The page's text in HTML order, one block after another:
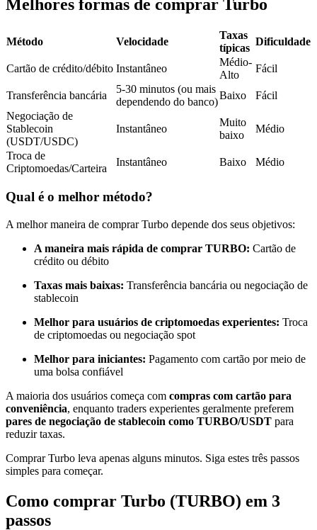
Copiar Trading
Junte-se aos principais traders
Torne-se um Trader de Cópias
Desfrute da partilha de lucros e comissões de copy trading
Análise de big data, incluindo informações comerciais, etc.
Melhores formas de comprar Turbo
Método Velocidade
Taxas
típicas
Dificuldade
Cartão de crédito/débito Instantâneo
Médio-
Alto
Fácil
Transferência bancária
5-30 minutos (ou mais
dependendo do banco)
Baixo
Fácil
Negociação de
Stablecoin
(USDT/USDC)
Instantâneo
Muito
baixo
Médio
Troca de
Criptomoedas/Carteira
Instantâneo Baixo Médio
Qual é o melhor método?
A melhor maneira de comprar Turbo depende dos seus objetivos:
A maneira mais rápida de comprar TURBO: Cartão de
crédito ou débito
Taxas mais baixas: Transferência bancária ou negociação de
stablecoin
Melhor para usuários de criptomoedas experientes: Troca
de criptomoedas ou negociação spot
Melhor para iniciantes: Pagamento com cartão por meio de
uma bolsa confiável
A maioria dos usuários começa com compras com cartão para
conveniência, enquanto traders experientes geralmente preferem
pares de negociação de stablecoin como TURBO/USDT para
reduzir taxas.
Comprar Turbo leva apenas alguns minutos. Siga estes três passos
simples para começar.
Como comprar Turbo (TURBO) em 3
passos